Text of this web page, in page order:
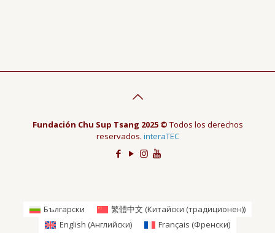
Fundación Chu Sup Tsang 2025 © Todos los derechos
reservados. interaTEC
Български 繁體中文 (Китайски (традиционен))
English (Английски) Français (Френски)